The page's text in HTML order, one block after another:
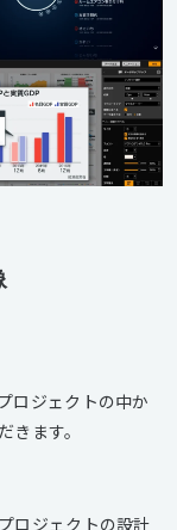
ロジェクトの中か
ます。
ロジェクトの設計